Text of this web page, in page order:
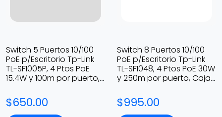
Switch 5 Puertos 10/100
PoE p/Escritorio Tp-Link
TL-SF1005P, 4 Ptos PoE
15.4W y 100m por puerto,
$650.00
Switch 8 Puertos 10/100
PoE p/Escritorio Tp-Link
TL-SF1048, 4 Ptos PoE 30W
y 250m por puerto, Caja
$995.00